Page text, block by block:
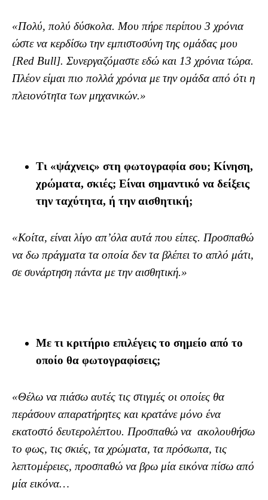
«Πολύ, πολύ δύσκολα. Μου πήρε περίπου 3 χρόνια
ώστε να κερδίσω την εμπιστοσύνη της ομάδας μου
[Red Bull]. Συνεργαζόμαστε εδώ και 13 χρόνια τώρα.
Πλέον είμαι πιο πολλά χρόνια με την ομάδα από ότι η
πλειονότητα των μηχανικών.»
Τι «ψάχνεις» στη φωτογραφία σου; Κίνηση,
χρώματα, σκιές; Είναι σημαντικό να δείξεις
την ταχύτητα, ή την αισθητική;
«Κοίτα, είναι λίγο απ’όλα αυτά που είπες. Προσπαθώ
να δω πράγματα τα οποία δεν τα βλέπει το απλό μάτι,
σε συνάρτηση πάντα με την αισθητική.»
Με τι κριτήριο επιλέγεις το σημείο από το
οποίο θα φωτογραφίσεις;
«Θέλω να πιάσω αυτές τις στιγμές οι οποίες θα
περάσουν απαρατήρητες και κρατάνε μόνο ένα
εκατοστό δευτερολέπτου. Προσπαθώ να ακολουθήσω
το φως, τις σκιές, τα χρώματα, τα πρόσωπα, τις
λεπτομέρειες, προσπαθώ να βρω μία εικόνα πίσω από
μία εικόνα…